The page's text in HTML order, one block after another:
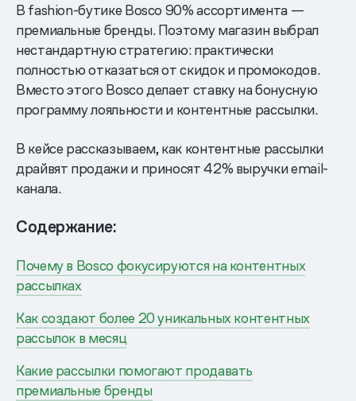
В fashion-бутике Bosco 90% ассортимента —
премиальные бренды. Поэтому магазин выбрал
нестандартную стратегию: практически
полностью отказаться от скидок и промокодов.
Вместо этого Bosco делает ставку на бонусную
программу лояльности и контентные рассылки.
В кейсе рассказываем, как контентные рассылки
драйвят продажи и приносят 42% выручки email-
канала.
Содержание:
Почему в Bosco фокусируются на контентных
рассылках
Как создают более 20 уникальных контентных
рассылок в месяц
Какие рассылки помогают продавать
премиальные бренды